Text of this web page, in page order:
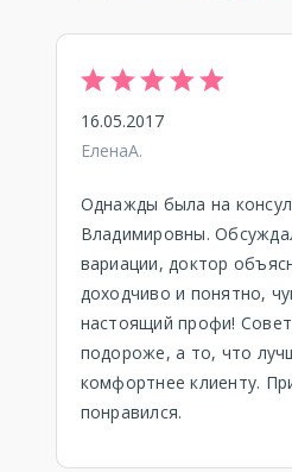
16.05.2017
ЕленаА.
Однажды была на
Владимировны.
вариации, доктор
доходчиво и понятно,
настоящий профи!
подороже, а то, что
комфортнее клиенту.
понравился.